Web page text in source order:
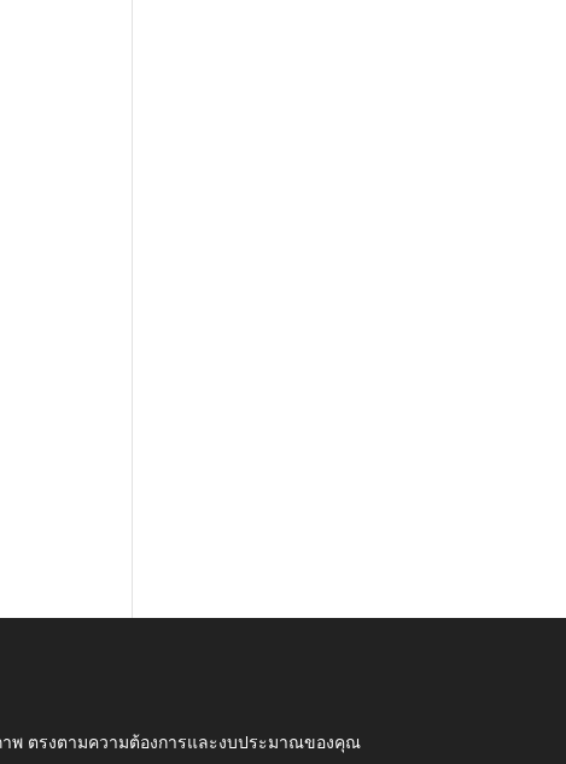
พ ตรงตามความต้องการและงบประมาณของคุณ